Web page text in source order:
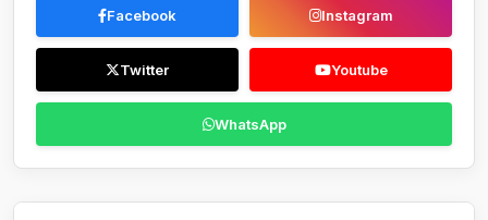
Facebook Instagram
Twitter Youtube
WhatsApp